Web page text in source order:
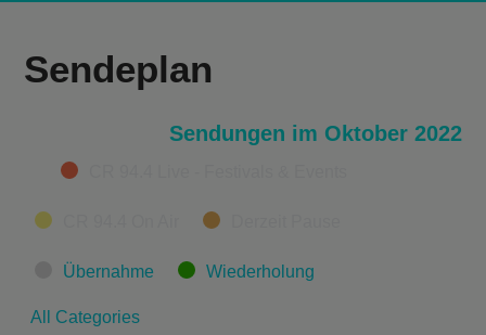
Sendeplan
Sendungen im Oktober 2022
Categories
Übernahme Wiederholung
All Categories